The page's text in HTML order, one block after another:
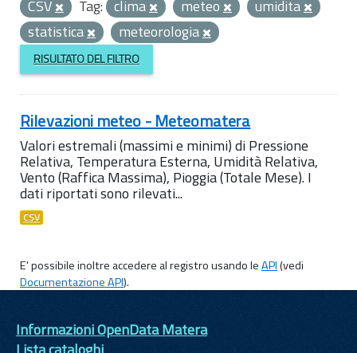
CSV
Tag: clima meteo
umidita
statistica
meteorologia
RISULTATO DEL FILTRO
Rilevazioni meteo - Meteomatera
Valori estremali (massimi e minimi) di Pressione
Relativa, Temperatura Esterna, Umidità Relativa,
Vento (Raffica Massima), Pioggia (Totale Mese). I
dati riportati sono rilevati...
CSV
E' possibile inoltre accedere al registro usando leAPI(vedi
Documentazione API).
Informazioni OpenData Matera